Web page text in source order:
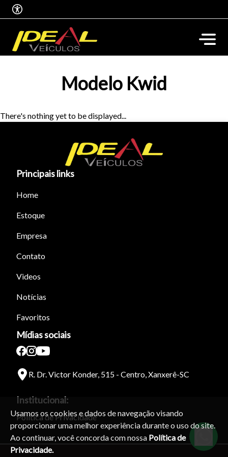
Usamos os cookies e dados de navegação visando
proporcionar uma melhor experiência durante o uso do site.
Ao continuar, você concorda com nossa Política de
Privacidade.
Tamanho do texto
Para aumentar ou diminuir a fonte em nosso site, utilize os
atalhos Ctrl+ (para aumentar) e Ctrl- (para diminuir) no seu
Modelo Kwid
There's nothing yet to be displayed...
Principais links
Home
Estoque
Empresa
Contato
Videos
Notícias
Favoritos
Mídias sociais
R. Dr. Victor Konder, 515 - Centro, Xanxerê-SC
Institucional:
Política de Privacidade